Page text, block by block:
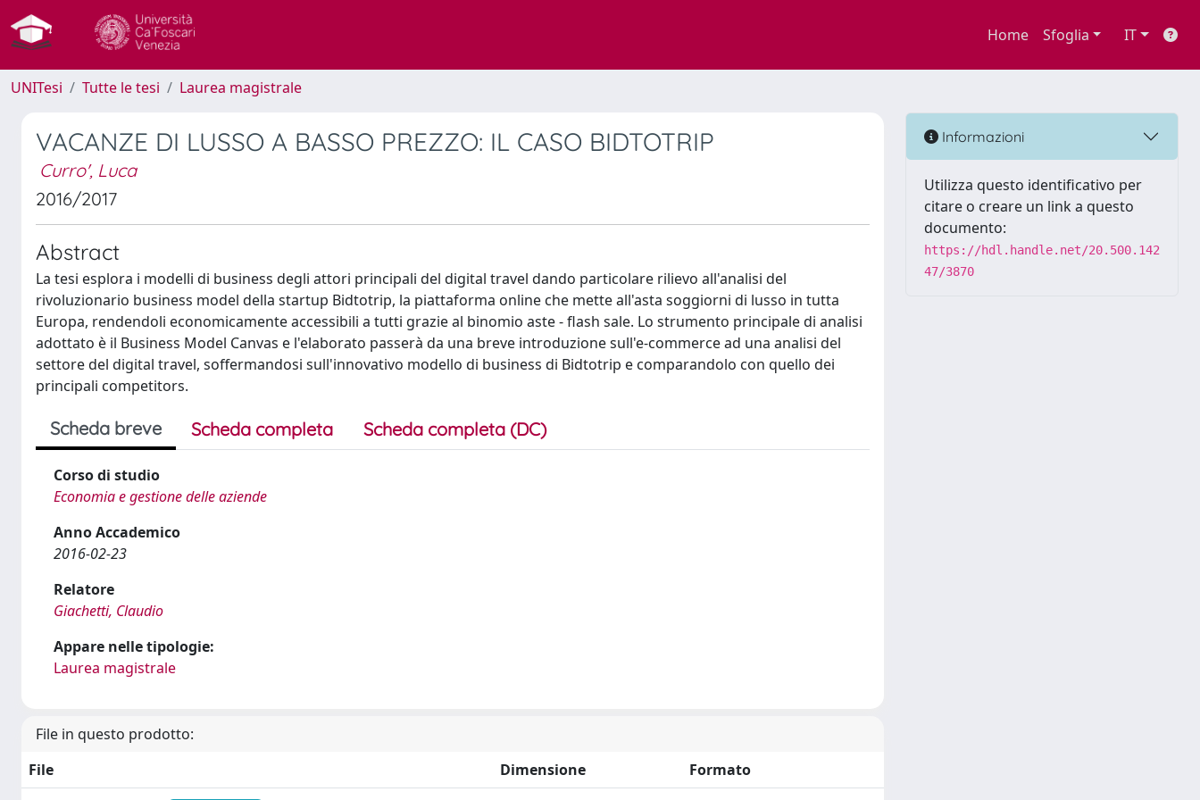
Home Sfoglia IT
UNITesi Tutte le tesi Laurea magistrale
VACANZE DI LUSSO A BASSO PREZZO: IL CASO BIDTOTRIP
Curro', Luca
2016/2017
Abstract
La tesi esplora i modelli di business degli attori principali del digital travel dando particolare rilievo all'analisi del
rivoluzionario business model della startup Bidtotrip, la piattaforma online che mette all'asta soggiorni di lusso in tutta
Europa, rendendoli economicamente accessibili a tutti grazie al binomio aste - flash sale. Lo strumento principale di analisi
adottato è il Business Model Canvas e l'elaborato passerà da una breve introduzione sull'e-commerce ad una analisi del
settore del digital travel, soffermandosi sull'innovativo modello di business di Bidtotrip e comparandolo con quello dei
principali competitors.
Scheda breve Scheda completa Scheda completa (DC)
Corso di studio
Economia e gestione delle aziende
Anno Accademico
2016-02-23
Relatore
Giachetti, Claudio
Appare nelle tipologie:
Laurea magistrale
File in questo prodotto:
File
Dimensione
Formato
Informazioni
Utilizza questo identificativo per
citare o creare un link a questo
documento:
https://hdl.handle.net/20.500.142
47/3870